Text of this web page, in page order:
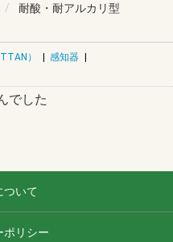
耐酸・耐アルカリ型
） | 感知器 |
でした
ついて
ポリシー